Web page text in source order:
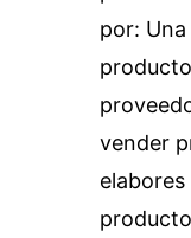
por:
vender